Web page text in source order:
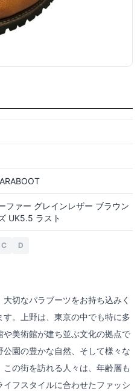
ファー グレインレザー ブラウン
UK5.5 ラスト
C D
切なパラブーツをお持ち込みく
。上野は、東京の中でも特に多
美術館が建ち並ぶ文化の拠点で
園の豊かな自然、そして様々な
の街を訪れる人々は、年齢層も
フスタイルに合わせたファッシ